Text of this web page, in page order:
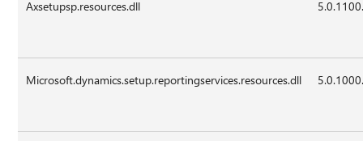
Axsetupsp.resources.dll
Microsoft.dynamics.setup.reportingservices.resources.dll